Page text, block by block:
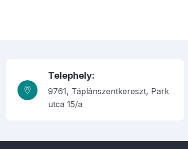
Telephely:
9761, Táplánszentkereszt, Park
utca 15/a